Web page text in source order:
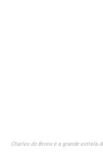
Charles do Bronx é a grande estrela